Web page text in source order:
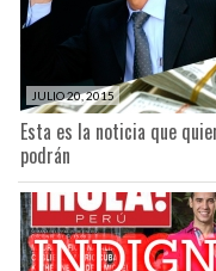
JULIO 20, 2015
Esta es la noticia que
podrán